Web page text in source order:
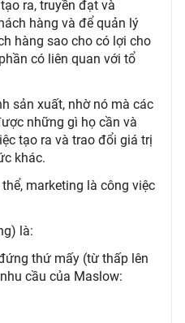
ra, truyền đạt và
hàng và để quản lý
hàng sao cho có lợi cho
có liên quan với tổ
sản xuất, nhờ nó mà các
những gì họ cần và
tạo ra và trao đổi giá trị
khác.
marketing là công việc
là:
thứ mấy (từ thấp lên
cầu của Maslow: